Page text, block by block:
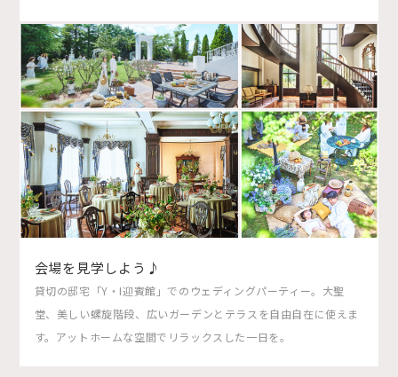
会場を見学しよう♪
貸切の邸宅「Y・I迎賓館」でのウェディングパーティー。大聖
堂、美しい螺旋階段、広いガーデンとテラスを自由自在に使えま
す。アットホームな空間でリラックスした一日を。